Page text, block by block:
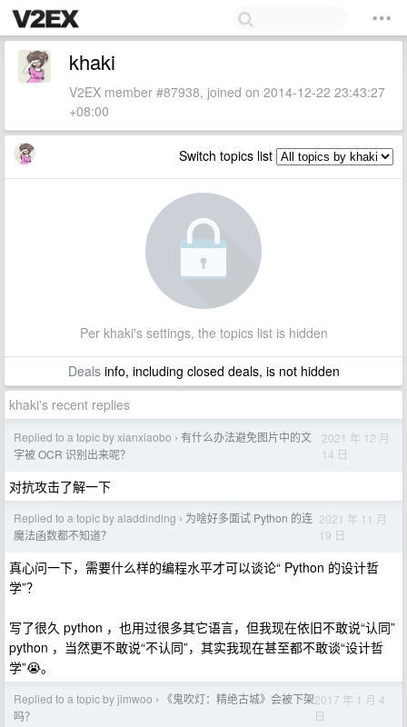
khaki
V2EX member #87938, joined on 2014-12-22 23:43:27
+08:00
Switch topics list
Per khaki's settings, the topics list is hidden
Dealsinfo, including closed deals, is not hidden
khaki's recent replies
Replied to a topic by xianxiaobo › 有什么办法避免图片中的文
字被 OCR 识别出来呢？
2021 年 12 月
14 日
对抗攻击了解一下
Replied to a topic by aladdinding › 为啥好多面试 Python 的连
魔法函数都不知道？
2021 年 11 月
19 日
真心问一下，需要什么样的编程水平才可以谈论“ Python 的设计哲
学”？
写了很久 python ，也用过很多其它语言，但我现在依旧不敢说“认同”
python ，当然更不敢说“不认同”，其实我现在甚至都不敢谈“设计哲
学”😭。
Replied to a topic by jimwoo ›
《鬼吹灯：精绝古城》会被下架
吗？
2017 年 1 月 4
日